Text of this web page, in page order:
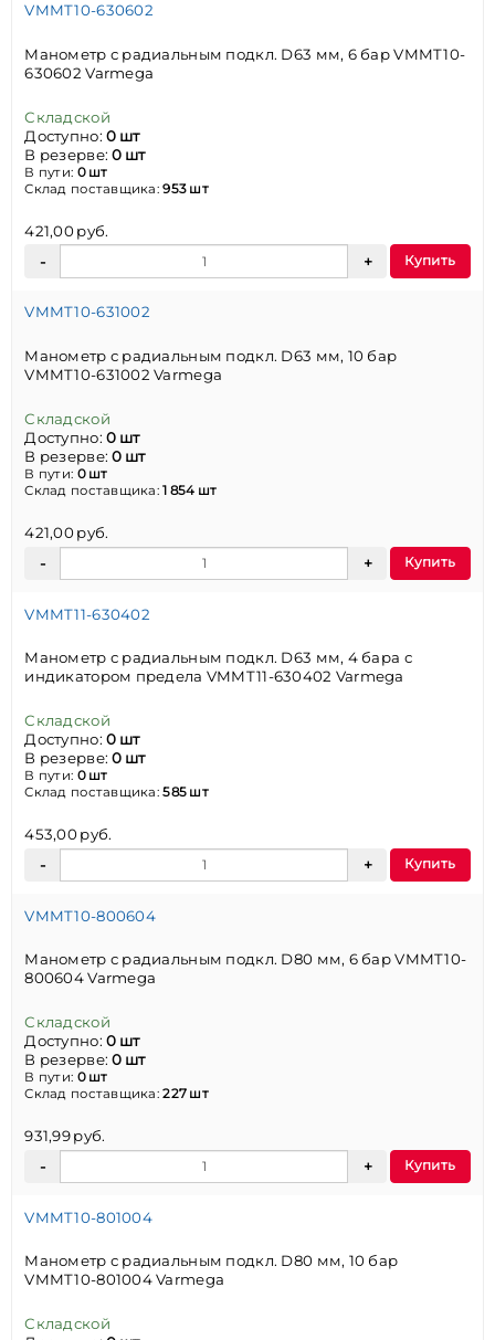
VMMT10-630602
Манометр с радиальным подкл. D63 мм, 6 бар VMMT10-
630602 Varmega
Складской
Доступно:0 шт
В резерве:0 шт
В пути: 0 шт
Склад поставщика:953 шт
421,00 руб.
Купить
VMMT10-631002
Манометр с радиальным подкл. D63 мм, 10 бар
VMMT10-631002 Varmega
Складской
Доступно:0 шт
В резерве:0 шт
В пути: 0 шт
Склад поставщика:1 854 шт
421,00 руб.
Купить
VMMT11-630402
Манометр с радиальным подкл. D63 мм, 4 бара с
индикатором предела VMMT11-630402 Varmega
Складской
Доступно:0 шт
В резерве:0 шт
В пути: 0 шт
Склад поставщика:585 шт
453,00 руб.
Купить
VMMT10-800604
Манометр с радиальным подкл. D80 мм, 6 бар VMMT10-
800604 Varmega
Складской
Доступно:0 шт
В резерве:0 шт
В пути: 0 шт
Склад поставщика:227 шт
931,99 руб.
Купить
VMMT10-801004
Манометр с радиальным подкл. D80 мм, 10 бар
VMMT10-801004 Varmega
Складской